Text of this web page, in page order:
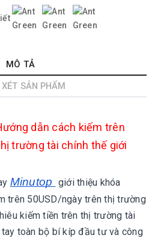
MÔ TẢ
SẢN PHẨM
dẫn cách kiếm trên
trường tài chính thế giới
Minutop giới thiệu khóa
trên 50USD/ngày trên thị trường
kiếm tiền trên thị trường tài
toàn bộ bí kíp đầu tư và công